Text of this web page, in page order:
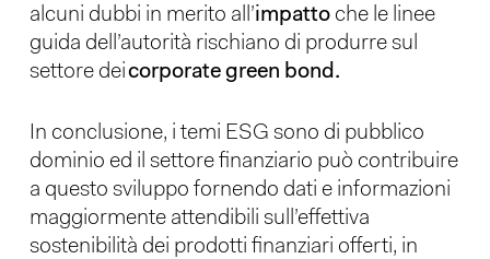
alcuni dubbi in merito all’impattoche le linee
guida dell’autorità rischiano di produrre sul
settore deicorporate green bond.
In conclusione, i temi ESG sono di pubblico
dominio ed il settore finanziario può contribuire
a questo sviluppo fornendo dati e informazioni
maggiormente attendibili sull’effettiva
sostenibilità dei prodotti finanziari offerti, in